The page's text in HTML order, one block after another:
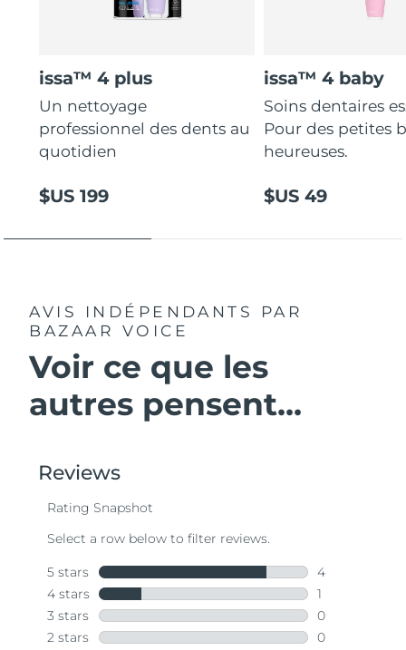
issa™ 4 plus
Un nettoyage
professionnel des dents au
quotidien
$US 199
issa™ 4 baby
Soins dentaires
Pour des petites
heureuses.
$US 49
AVIS INDÉPENDANTS
PAR
BAZAAR VOICE
Voir ce que les
autres pensent...